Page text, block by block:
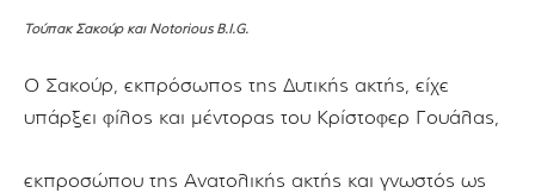
Τούπακ Σακούρ και Notorious B.I.G.
Ο Σακούρ, εκπρόσωπος της Δυτικής ακτής, είχε
υπάρξει φίλος και μέντορας του Κρίστοφερ Γουάλας,
εκπροσώπου της Ανατολικής ακτής και γνωστός ως